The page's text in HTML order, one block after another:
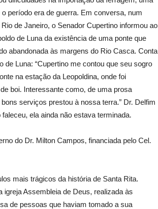
período era de guerra. Em conversa, num
de Janeiro, o Senador Cupertino informou ao
de Luna da existência de uma ponte que
abandonada às margens do Rio Casca. Conta
de Luna: “Cupertino me contou que seu sogro
na estação da Leopoldina, onde foi
boi. Interessante como, de uma prosa
serviços prestou à nossa terra.” Dr. Delfim
ela ainda não estava terminada.
do Dr. Milton Campos, financiada pelo Cel.
mais trágicos da história de Santa Rita.
Assembleia de Deus, realizada às
de pessoas que haviam tomado a sua